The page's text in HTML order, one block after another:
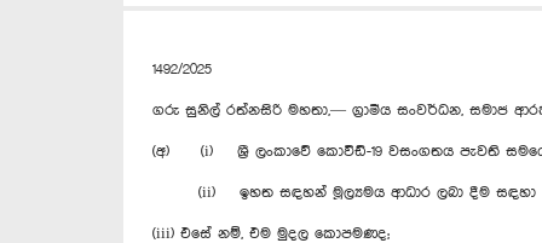
1492/2025
ගරු සුනිල් රත්නසිරි මහතා,— ග්‍රාමීය සංවර්ධන, සමාජ
(අ) (i) ශ්‍රී ලංකාවේ කොවිඩ්-19 වසංගතය පැවති
(ii) ඉහත සඳහන් මූල්‍යමය ආධාර ලබා දීම සඳහා
(iii) එසේ නම්, එම මුදල කොපමණද;